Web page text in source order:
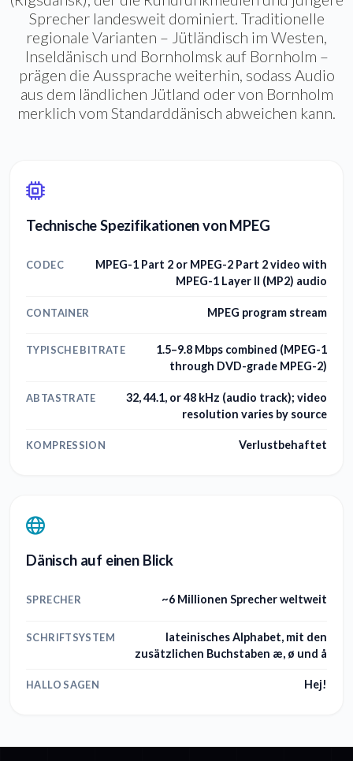
Sprecher landesweit dominiert. Traditionelle
regionale Varianten – Jütländisch im Westen,
Inseldänisch und Bornholmsk auf Bornholm –
prägen die Aussprache weiterhin, sodass Audio
aus dem ländlichen Jütland oder von Bornholm
merklich vom Standarddänisch abweichen kann.
Technische Spezifikationen von MPEG
CODEC
MPEG-1 Part 2 or MPEG-2 Part 2 video with
MPEG-1 Layer II (MP2) audio
CONTAINER MPEG program stream
TYPISCHE BITRATE
1.5–9.8 Mbps combined (MPEG-1
through DVD-grade MPEG-2)
ABTASTRATE
32, 44.1, or 48 kHz (audio track); video
resolution varies by source
KOMPRESSION Verlustbehaftet
Dänisch auf einen Blick
SPRECHER ~6 Millionen Sprecher weltweit
SCHRIFTSYSTEM
lateinisches Alphabet, mit den
zusätzlichen Buchstaben æ, ø und å
HALLO SAGEN Hej!